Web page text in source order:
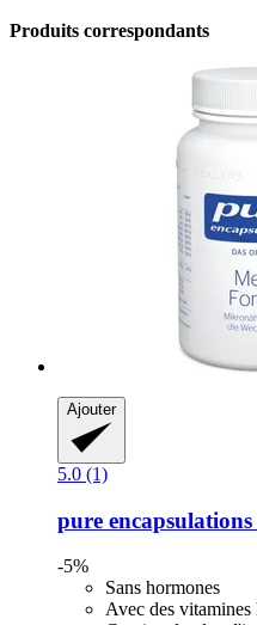
Produits correspondants
Ajouter
5.0 (1)
pure encapsulations
-5%
Sans hormones
Avec des vitamines